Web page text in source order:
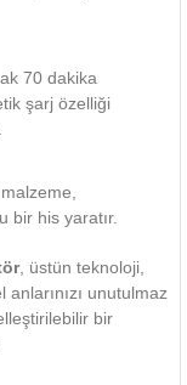
70 dakika
şarj özelliği
bir his yaratır.
, üstün teknoloji,
unutulmaz
bir